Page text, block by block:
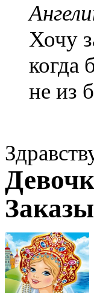
Хочу
когда
не из